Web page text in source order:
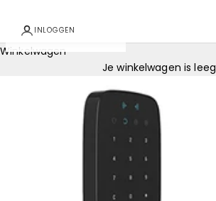
INLOGGEN
Winkelwagen
Je winkelwagen is leeg